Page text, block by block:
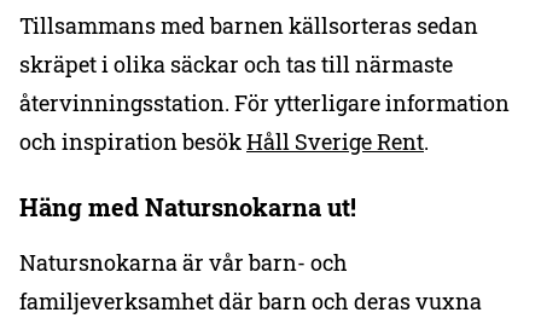
Tillsammans med barnen källsorteras sedan
skräpet i olika säckar och tas till närmaste
återvinningsstation. För ytterligare information
och inspiration besökHåll Sverige Rent.
Häng med Natursnokarna ut!
Natursnokarna är vår barn- och
familjeverksamhet där barn och deras vuxna